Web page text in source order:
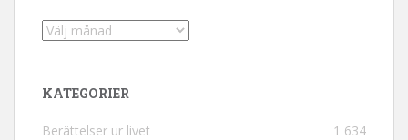
Arkiv
KATEGORIER
Berättelser ur livet 1 634